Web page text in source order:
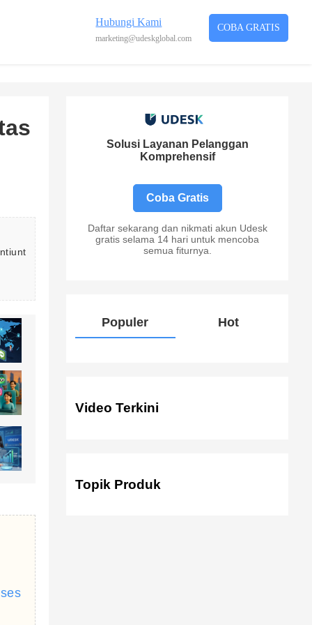
Hubungi Kami
marketing@udeskglobal.com
COBA GRATIS
Solusi Layanan Pelanggan
Komprehensif
Coba Gratis
Daftar sekarang dan nikmati akun Udesk
gratis selama 14 hari untuk mencoba
semua fiturnya.
Populer Hot
Video Terkini
Topik Produk